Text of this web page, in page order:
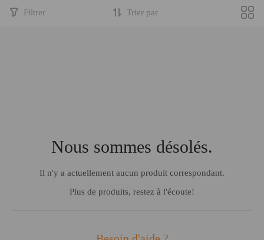
Filtrer Trier par
Nous sommes désolés.
Il n'y a actuellement aucun produit correspondant.
Plus de produits, restez à l'écoute!